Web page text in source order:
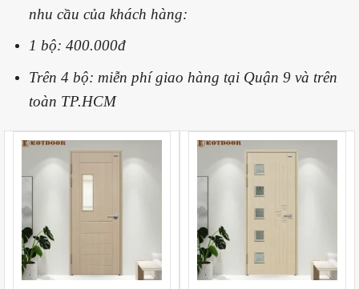
nhu cầu của khách hàng:
1 bộ: 400.000đ
Trên 4 bộ: miễn phí giao hàng tại Quận 9 và trên
toàn TP.HCM